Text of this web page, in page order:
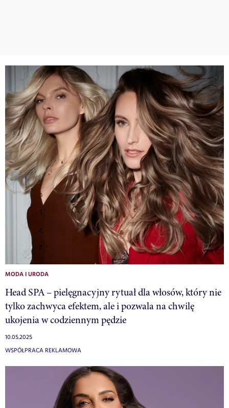
MODA I URODA
Head SPA – pielęgnacyjny rytuał dla włosów, który nie
tylko zachwyca efektem, ale i pozwala na chwilę
ukojenia w codziennym pędzie
10.05.2025
WSPÓŁPRACA REKLAMOWA